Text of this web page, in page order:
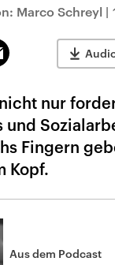
Marco Schreyl |
nur
und
Fingern
Kopf.
Aus dem Podcast